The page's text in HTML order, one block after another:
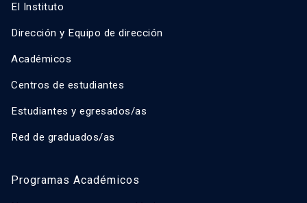
El Instituto
Dirección y Equipo de dirección
Académicos
Centros de estudiantes
Estudiantes y egresados/as
Red de graduados/as
Programas Académicos